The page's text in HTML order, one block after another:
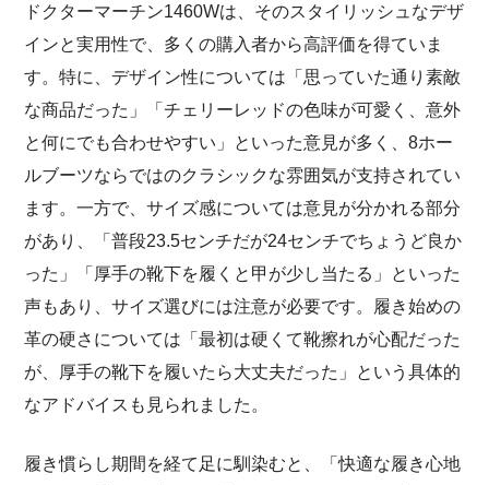
ドクターマーチン1460Wは、そのスタイリッシュなデザ
インと実用性で、多くの購入者から高評価を得ていま
す。特に、デザイン性については「思っていた通り素敵
な商品だった」「チェリーレッドの色味が可愛く、意外
と何にでも合わせやすい」といった意見が多く、8ホー
ルブーツならではのクラシックな雰囲気が支持されてい
ます。一方で、サイズ感については意見が分かれる部分
があり、「普段23.5センチだが24センチでちょうど良か
った」「厚手の靴下を履くと甲が少し当たる」といった
声もあり、サイズ選びには注意が必要です。履き始めの
革の硬さについては「最初は硬くて靴擦れが心配だった
が、厚手の靴下を履いたら大丈夫だった」という具体的
なアドバイスも見られました。
履き慣らし期間を経て足に馴染むと、「快適な履き心地